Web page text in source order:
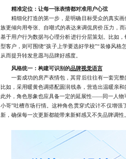
精准定位：让每一张表情都对准用户心弦
精细化打造的第一步，是明确目标受众的真实画
族更倾向用夸张、自嘲式的表达来调侃房价压力，
基于用户行为数据与心理分析进行分层策划。比如
型客户，则可围绕“孩子上学要选好学校”“装修风格
从而提升转发意愿与品牌好感度。
风格统一：构建可识别的品牌视觉语言
一套成功的房产表情包，其背后往往有一套完整
比如，采用暖黄色调搭配圆润线条，营造出温暖亲
此外，角色形象也应具备一定的延展性——同一人物
小哥”吐槽市场行情。这种角色贯穿式设计不仅增
新，确保每一次更新都能带来新鲜感又不失品牌调性。